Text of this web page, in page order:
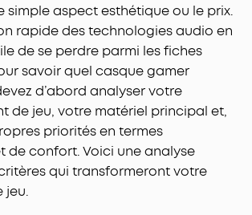
simple aspect esthétique ou le prix.
rapide des technologies audio en
de se perdre parmi les fiches
savoir quel casque gamer
d’abord analyser votre
de jeu, votre matériel principal et,
priorités en termes
de confort. Voici une analyse
qui transformeront votre
jeu.